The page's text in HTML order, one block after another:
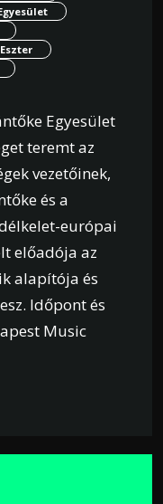
Egyesület
teremt az
vezetőinek,
és a
európai
előadója az
alapítója és
Időpont és
Music